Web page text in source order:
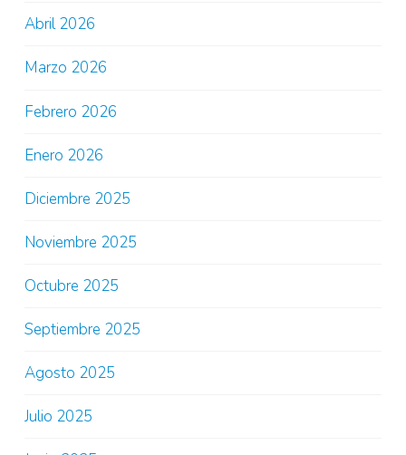
Abril 2026
Marzo 2026
Febrero 2026
Enero 2026
Diciembre 2025
Noviembre 2025
Octubre 2025
Septiembre 2025
Agosto 2025
Julio 2025